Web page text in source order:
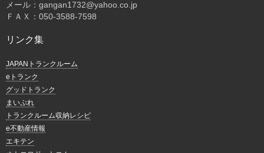
メール：gangan1732@yahoo.co.jp
ＦＡＸ：050-3588-7598
リンク集
JAPANトランクルーム
eトランク
グッドトランク
まいぷれ
トランクルーム収納レシピ
e不動産情報
エキテン